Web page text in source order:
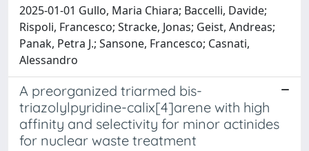
2025-01-01 Gullo, Maria Chiara; Baccelli, Davide;
Rispoli, Francesco; Stracke, Jonas; Geist, Andreas;
Panak, Petra J.; Sansone, Francesco; Casnati,
Alessandro
A preorganized triarmed bis-
triazolylpyridine-calix[4]arene with high
affinity and selectivity for minor actinides
for nuclear waste treatment